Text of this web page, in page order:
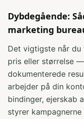
Dybdegående:
marketing
Det vigtigste når
pris eller størrelse
dokumenterede
arbejder på din
bindinger, ejerskab
styrer